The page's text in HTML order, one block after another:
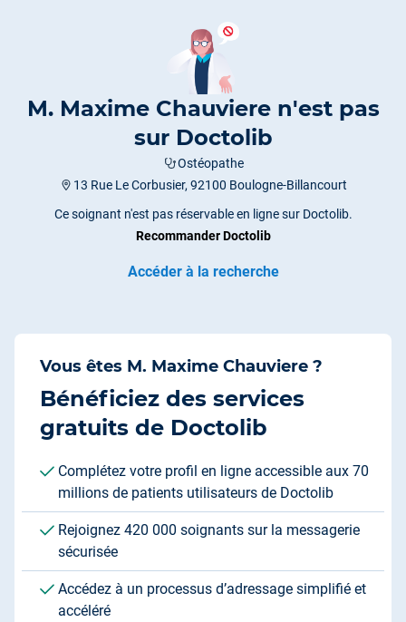
M. Maxime Chauviere n'est pas
sur Doctolib
Ostéopathe
13 Rue Le Corbusier, 92100 Boulogne-Billancourt
Ce soignant n'est pas réservable en ligne sur Doctolib.
Recommander Doctolib
Accéder à la recherche
Vous êtes M. Maxime Chauviere ?
Bénéficiez des services
gratuits de Doctolib
Complétez votre profil en ligne accessible aux 70
millions de patients utilisateurs de Doctolib
Rejoignez 420 000 soignants sur la messagerie
sécurisée
Accédez à un processus d’adressage simplifié et
accéléré